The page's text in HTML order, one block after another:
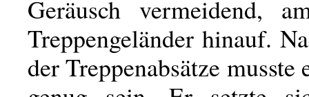
Geräusch vermeidend,
Treppengeländer hinauf.
der Treppenabsätze musste